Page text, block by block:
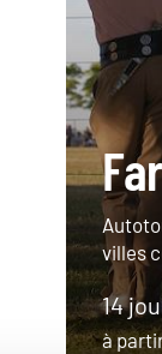
villes
14
à